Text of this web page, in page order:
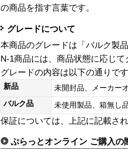
の商品を指す言葉です。
グレードについて
本商品のグレードは「バルク製
N-1商品には、商品状態に応じ
グレードの内容は以下の通りで
新品
未開封品、メーカー
バルク品
未使用製品、箱無
保証については、上記に記載さ
ぷらっとオンライン ご購入の